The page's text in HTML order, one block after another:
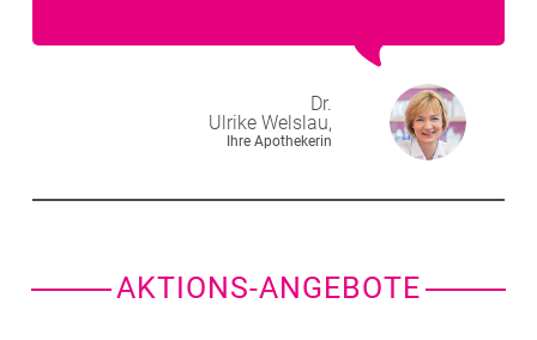
Dr.
Ulrike Welslau,
Ihre Apothekerin
AKTIONS-ANGEBOTE